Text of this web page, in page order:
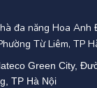
95.0%
đa năng Hoa Anh
Từ Liêm, TP
Green City,
TP Hà Nội